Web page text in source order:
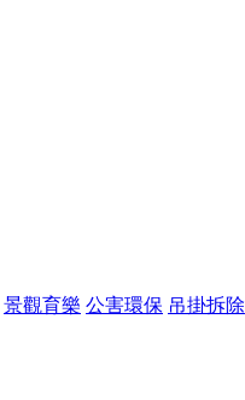
景觀育樂 公害環保 吊掛拆除